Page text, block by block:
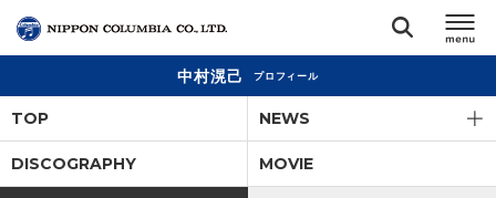
閉じる
中村滉己 プロフィール
TOP NEWS
DISCOGRAPHY MOVIE